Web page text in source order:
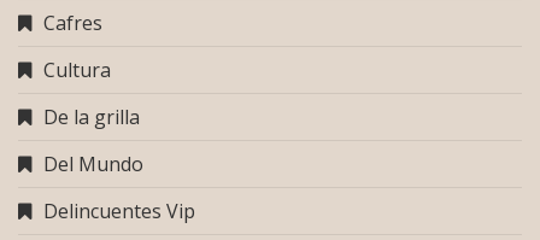
Cafres
Cultura
De la grilla
Del Mundo
Delincuentes Vip